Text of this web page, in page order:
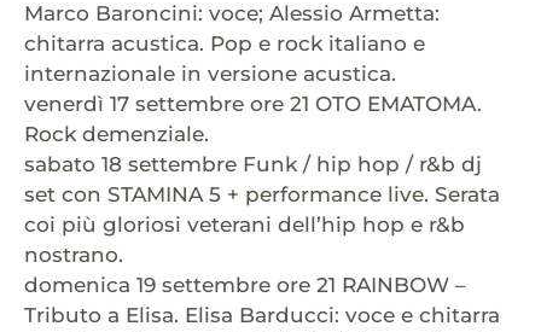
Marco Baroncini: voce; Alessio Armetta:
chitarra acustica. Pop e rock italiano e
internazionale in versione acustica.
venerdì 17 settembre ore 21 OTO EMATOMA.
Rock demenziale.
sabato 18 settembre Funk / hip hop / r&b dj
set con STAMINA 5 + performance live. Serata
coi più gloriosi veterani dell’hip hop e r&b
nostrano.
domenica 19 settembre ore 21 RAINBOW –
Tributo a Elisa. Elisa Barducci: voce e chitarra